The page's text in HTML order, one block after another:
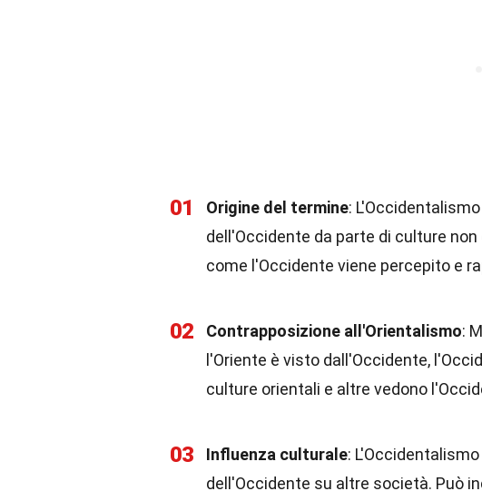
01 Origine del termine:
dell'Occidente da parte di culture
come l'Occidente viene percepito e
02 Contrapposizione all'Orientalismo:
l'Oriente è visto dall'Occidente,
culture orientali e altre vedono
03 Influenza culturale:
dell'Occidente su altre società. Può